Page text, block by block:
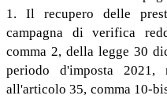
1. Il recupero delle
campagna di verifica
comma 2, della legge 30
periodo d'imposta
all'articolo 35, comma 10-